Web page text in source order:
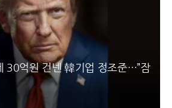
30억원 건넨 韓기업 정조준…”잠